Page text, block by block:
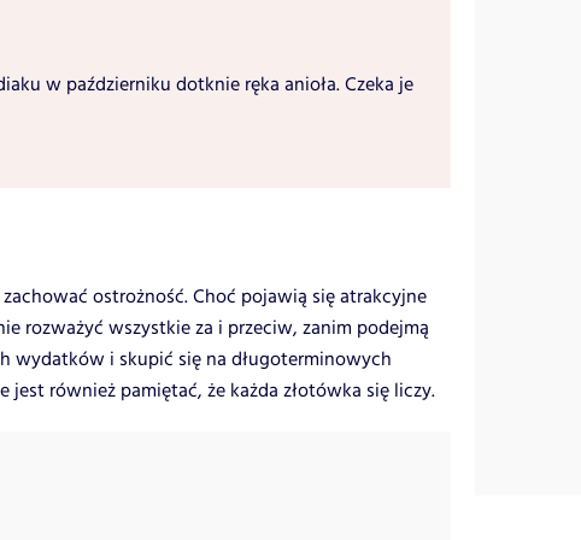
w październiku dotknie ręka anioła. Czeka je
ostrożność. Choć pojawią się atrakcyjne
rozważyć wszystkie za i przeciw, zanim podejmą
wydatków i skupić się na długoterminowych
jest również pamiętać, że każda złotówka się liczy.